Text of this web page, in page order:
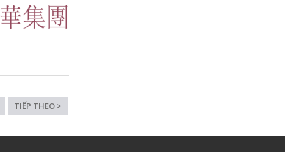
TIẾP THEO >